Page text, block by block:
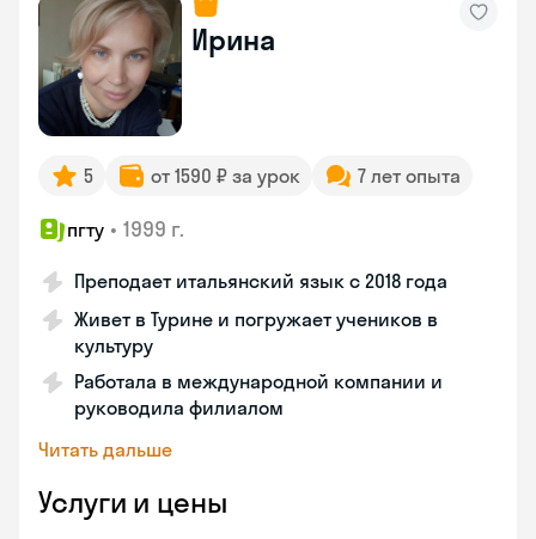
Ирина
5 от 1590 ₽ за урок 7 лет опыта
пгту • 1999 г.
Преподает итальянский язык с 2018 года
Живет в Турине и погружает учеников в
культуру
Работала в международной компании и
руководила филиалом
Читать дальше
Услуги и цены